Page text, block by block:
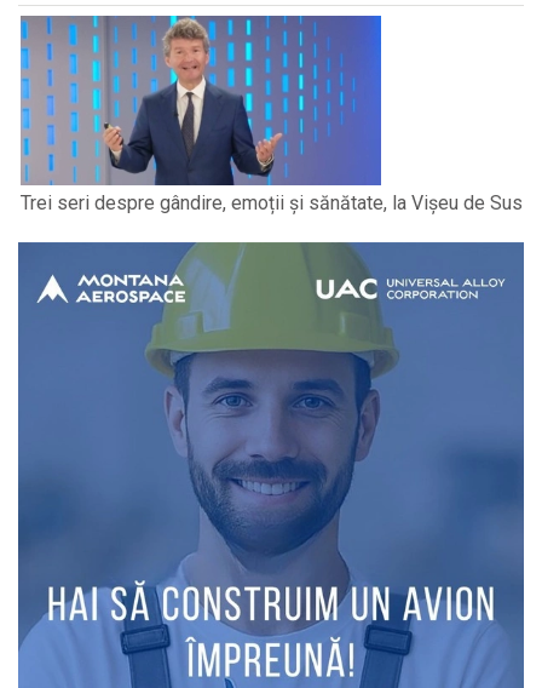
Trei seri despre gândire, emoții și sănătate, la Vișeu de Sus